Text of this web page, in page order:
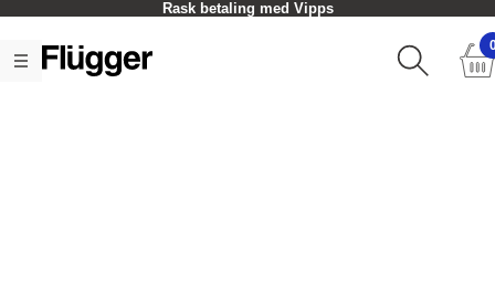
Rask betaling med Vipps